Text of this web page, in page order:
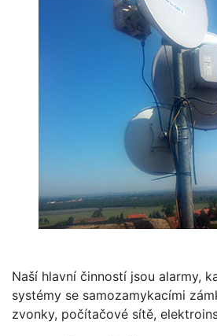
Naší hlavní činností jsou alarmy,
systémy se samozamykacími
zvonky, počítačové sítě,